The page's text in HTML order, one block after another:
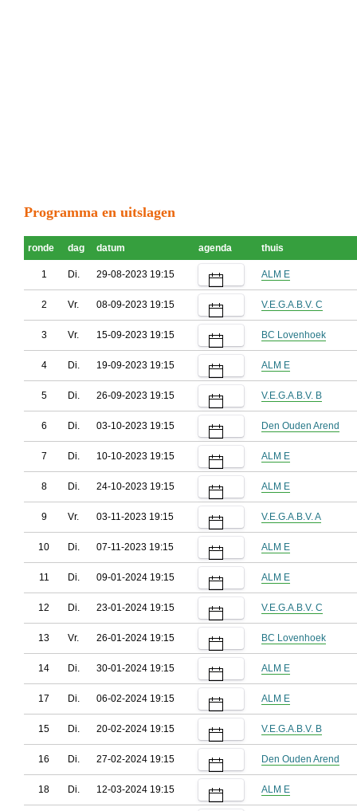
Programma en uitslagen
ronde dag datum agenda thuis
1 Di. 29-08-2023 19:15 ALM E
2 Vr. 08-09-2023 19:15 V.E.G.A.B.V. C
3 Vr. 15-09-2023 19:15 BC Lovenhoek
4 Di. 19-09-2023 19:15 ALM E
5 Di. 26-09-2023 19:15 V.E.G.A.B.V. B
6 Di. 03-10-2023 19:15 Den Ouden Arend
7 Di. 10-10-2023 19:15 ALM E
8 Di. 24-10-2023 19:15 ALM E
9 Vr. 03-11-2023 19:15 V.E.G.A.B.V. A
10 Di. 07-11-2023 19:15 ALM E
11 Di. 09-01-2024 19:15 ALM E
12 Di. 23-01-2024 19:15 V.E.G.A.B.V. C
13 Vr. 26-01-2024 19:15 BC Lovenhoek
14 Di. 30-01-2024 19:15 ALM E
17 Di. 06-02-2024 19:15 ALM E
15 Di. 20-02-2024 19:15 V.E.G.A.B.V. B
16 Di. 27-02-2024 19:15 Den Ouden Arend
18 Di. 12-03-2024 19:15 ALM E